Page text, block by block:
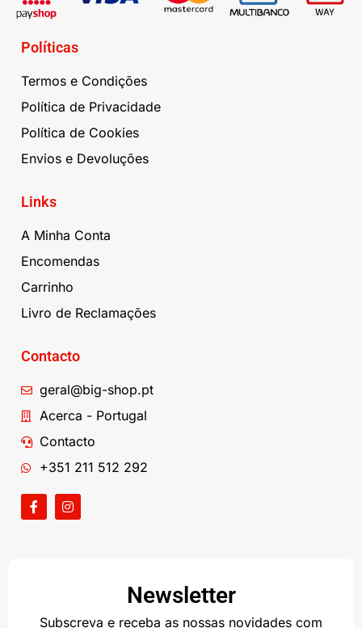
Políticas
Termos e Condições
Política de Privacidade
Política de Cookies
Envios e Devoluções
Links
A Minha Conta
Encomendas
Carrinho
Livro de Reclamações
Contacto
geral@big-shop.pt
Acerca - Portugal
Contacto
+351 211 512 292
Newsletter
Subscreva e receba as nossas novidades com